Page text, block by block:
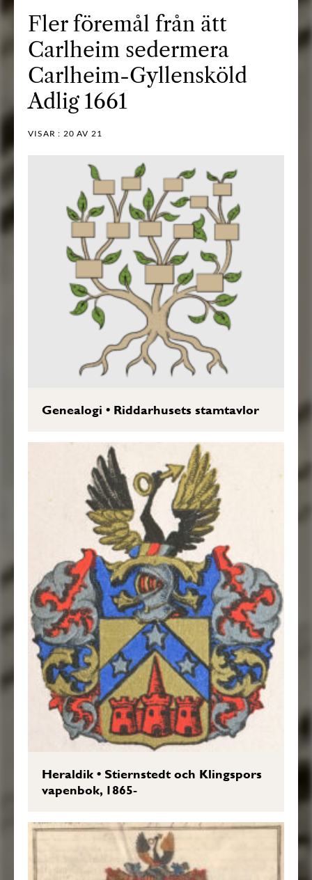
Fler föremål från ätt
Carlheim sedermera
Carlheim-Gyllensköld
Adlig 1661
VISAR : 20 AV 21
Genealogi • Riddarhusets stamtavlor
Heraldik•Stiernstedt och Klingspors
vapenbok, 1865-